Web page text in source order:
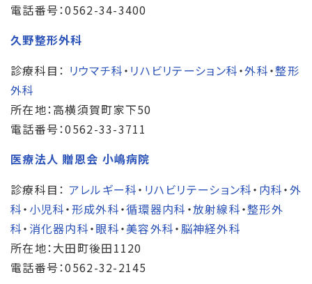
電話番号：0562-34-3400
久野整形外科
診療科目： リウマチ科・ リハビリテーション科・外科・整形
外科
所在地：高横須賀町家下50
電話番号：0562-33-3711
医療法人 贈恩会 小嶋病院
診療科目： アレルギー科・ リハビリテーション科・ 内科・外
科・ 小児科・形成外科・循環器内科 ・放射線科・整形外
科・ 消化器内科・眼科・美容外科・ 脳神経外科
所在地：大田町後田1120
電話番号：0562-32-2145